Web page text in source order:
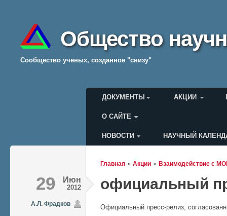
Общество
Cообщество ученых, созданное "снизу"
Главное меню
ДОКУМЕНТЫ АКЦИИ
О САЙТЕ
Меню пользователя
НОВОСТИ НАУЧНЫЙ
Вы здесь
Главная » Акции » Взаимодействие с
29 Июн
2012
А.Л. Фрадков
официальный
Официальный пресс-релиз,